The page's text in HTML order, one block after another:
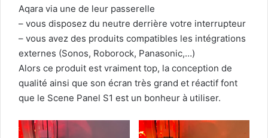
Aqara via une de leur passerelle
– vous disposez du neutre derrière votre interrupteur
– vous avez des produits compatibles les intégrations
externes (Sonos, Roborock, Panasonic,…)
Alors ce produit est vraiment top, la conception de
qualité ainsi que son écran très grand et réactif font
que le Scene Panel S1 est un bonheur à utiliser.